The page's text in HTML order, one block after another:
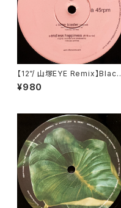
【12”/ 山塚EYE Remix】Black
Dice / Cone Toaster (DFA)
(dfa 2129)
¥980